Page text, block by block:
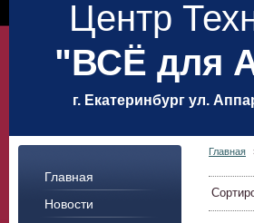
Центр
г. Екатеринбург ул.
"ВСЁ для
Главная
Новости
Главная